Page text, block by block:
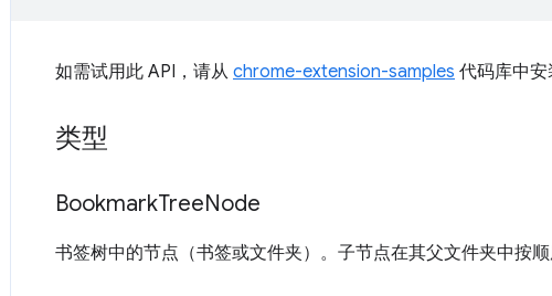
如需试用此 API，请从 chrome-extension-samples 代码库中安
类型
BookmarkTreeNode
书签树中的节点（书签或文件夹）。子节点在其父文件夹中按顺